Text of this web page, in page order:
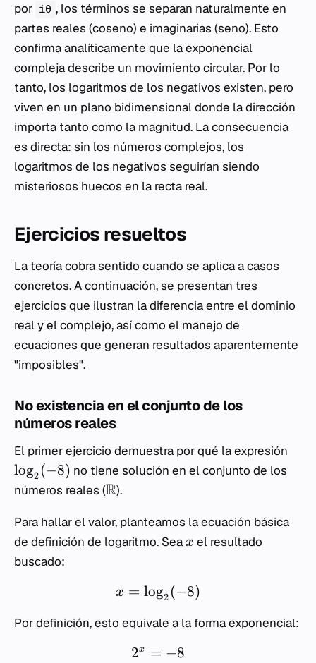
por iθ , los términos se separan naturalmente en
partes reales (coseno) e imaginarias (seno). Esto
confirma analíticamente que la exponencial
compleja describe un movimiento circular. Por lo
tanto, los logaritmos de los negativos existen, pero
viven en un plano bidimensional donde la dirección
importa tanto como la magnitud. La consecuencia
es directa: sin los números complejos, los
logaritmos de los negativos seguirían siendo
misteriosos huecos en la recta real.
Ejercicios resueltos
La teoría cobra sentido cuando se aplica a casos
concretos. A continuación, se presentan tres
ejercicios que ilustran la diferencia entre el dominio
real y el complejo, así como el manejo de
ecuaciones que generan resultados aparentemente
"imposibles".
No existencia en el conjunto de los
números reales
El primer ejercicio demuestra por qué la expresión
log2 (−8) no tiene solución en el conjunto de los
números reales (R).
Para hallar el valor, planteamos la ecuación básica
de definición de logaritmo. Sea x el resultado
buscado:
x = log2 (−8)
Por definición, esto equivale a la forma exponencial:
2x = −8